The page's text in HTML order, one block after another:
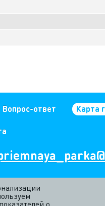
Вопрос-ответ Карта
о